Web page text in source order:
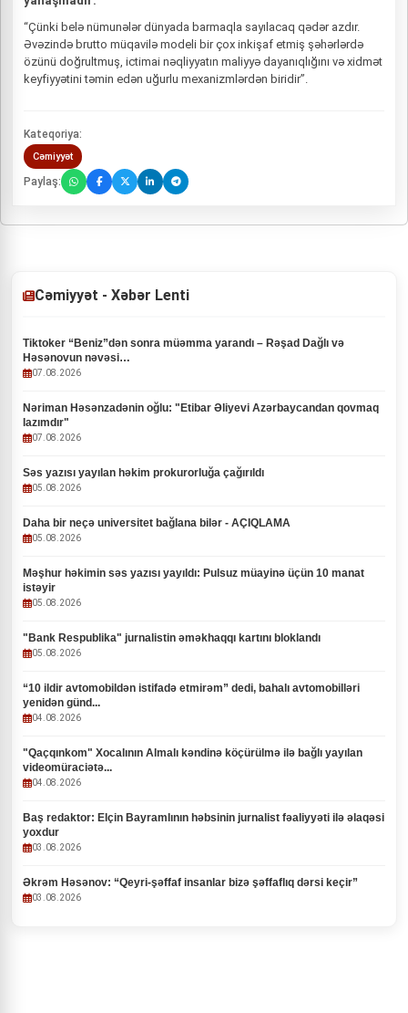
“Çünki belə nümunələr dünyada barmaqla sayılacaq qədər azdır.
Əvəzində brutto müqavilə modeli bir çox inkişaf etmiş şəhərlərdə
özünü doğrultmuş, ictimai nəqliyyatın maliyyə dayanıqlığını və xidmət
keyfiyyətini təmin edən uğurlu mexanizmlərdən biridir”.
Kateqoriya:
Cəmiyyət
Paylaş:
Cəmiyyət - Xəbər Lenti
Tiktoker “Beniz”dən sonra müəmma yarandı – Rəşad Dağlı və
Həsənovun nəvəsi…
07.08.2026
Nəriman Həsənzadənin oğlu: "Etibar Əliyevi Azərbaycandan qovmaq
lazımdır"
07.08.2026
Səs yazısı yayılan həkim prokurorluğa çağırıldı
05.08.2026
Daha bir neçə universitet bağlana bilər - AÇIQLAMA
05.08.2026
Məşhur həkimin səs yazısı yayıldı: Pulsuz müayinə üçün 10 manat
istəyir
05.08.2026
"Bank Respublika" jurnalistin əməkhaqqı kartını bloklandı
05.08.2026
“10 ildir avtomobildən istifadə etmirəm” dedi, bahalı avtomobilləri
yenidən günd...
04.08.2026
"Qaçqınkom" Xocalının Almalı kəndinə köçürülmə ilə bağlı yayılan
videomüraciətə...
04.08.2026
Baş redaktor: Elçin Bayramlının həbsinin jurnalist fəaliyyəti ilə əlaqəsi
yoxdur
03.08.2026
Əkrəm Həsənov: “Qeyri-şəffaf insanlar bizə şəffaflıq dərsi keçir”
03.08.2026